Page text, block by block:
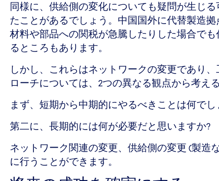
同様に、供給側の変化についても疑問が生じ
たことがあるでしょう。中国国外に代替製造
材料や部品への関税が急騰したりした場合で
るところもあります。
しかし、これらはネットワークの変更であり
ローチについては、2つの異なる観点から考え
まず、短期から中期的にやるべきことは何でし
第二に、長期的には何が必要だと思いますか?
ネットワーク関連の変更、供給側の変更 (製造
に行うことができます。